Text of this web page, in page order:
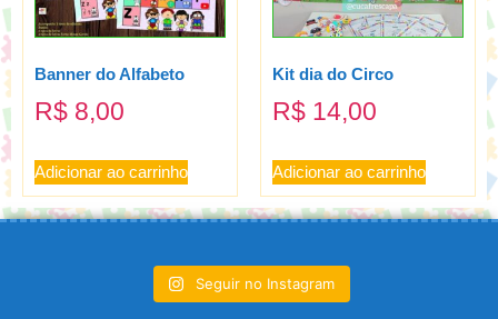
Banner do Alfabeto
R$ 8,00
Adicionar ao carrinho
Kit dia do Circo
R$ 14,00
Adicionar ao carrinho
Seguir no Instagram